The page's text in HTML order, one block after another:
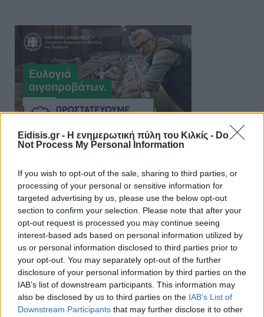
Eidisis.gr - Η ενημερωτική πύλη του Κιλκίς - Do
Not Process My Personal Information
If you wish to opt-out of the sale, sharing to third parties, or
processing of your personal or sensitive information for
targeted advertising by us, please use the below opt-out
section to confirm your selection. Please note that after your
opt-out request is processed you may continue seeing
interest-based ads based on personal information utilized by
us or personal information disclosed to third parties prior to
your opt-out. You may separately opt-out of the further
disclosure of your personal information by third parties on the
IAB’s list of downstream participants. This information may
also be disclosed by us to third parties on the IAB’s List of
Downstream Participants that may further disclose it to other